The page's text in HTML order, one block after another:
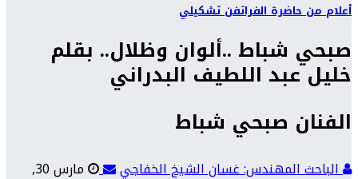
أعلام من حاضرة الفراتفن تشكيلي
صبحي شباط ..ألوان وظلال.. بقلم
خليل عبد اللطيف البدراني
الفنان صبحي شباط
الباحث المهندس: غسان الشيخ الخفاجي
مارس 30,